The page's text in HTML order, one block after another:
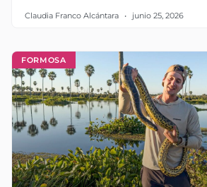
Claudia Franco Alcántara junio 25, 2026
FORMOSA